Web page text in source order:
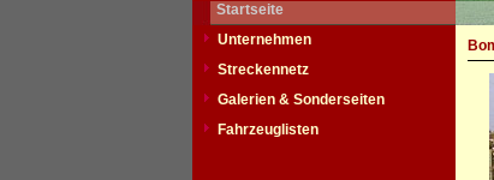
Startseite
Unternehmen
Streckennetz
Galerien & Sonderseiten
Fahrzeuglisten